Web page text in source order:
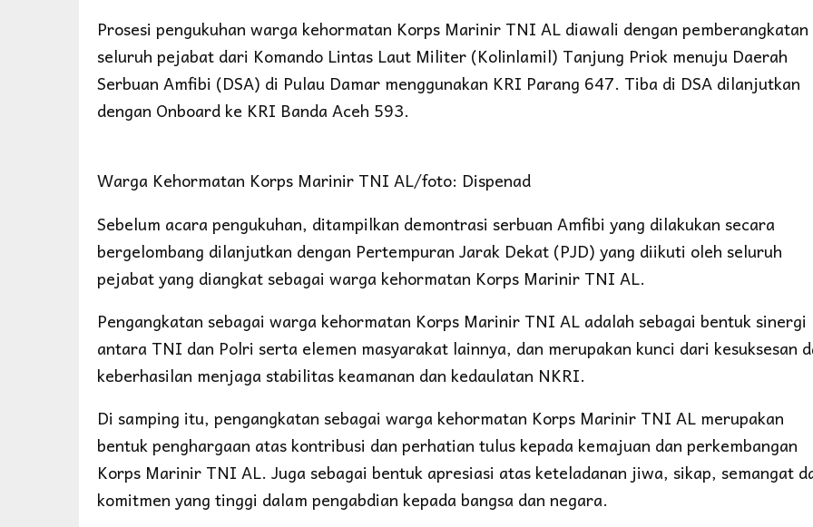
Prosesi pengukuhan warga kehormatan Korps Marinir TNI AL diawali dengan pemberangkatan
seluruh pejabat dari Komando Lintas Laut Militer (Kolinlamil) Tanjung Priok menuju Daerah
Serbuan Amfibi (DSA) di Pulau Damar menggunakan KRI Parang 647. Tiba di DSA dilanjutkan
dengan Onboard ke KRI Banda Aceh 593.
Warga Kehormatan Korps Marinir TNI AL/foto: Dispenad
Sebelum acara pengukuhan, ditampilkan demontrasi serbuan Amfibi yang dilakukan secara
bergelombang dilanjutkan dengan Pertempuran Jarak Dekat (PJD) yang diikuti oleh seluruh
pejabat yang diangkat sebagai warga kehormatan Korps Marinir TNI AL.
Pengangkatan sebagai warga kehormatan Korps Marinir TNI AL adalah sebagai bentuk sinergi
antara TNI dan Polri serta elemen masyarakat lainnya, dan merupakan kunci dari kesuksesan
keberhasilan menjaga stabilitas keamanan dan kedaulatan NKRI.
Di samping itu, pengangkatan sebagai warga kehormatan Korps Marinir TNI AL merupakan
bentuk penghargaan atas kontribusi dan perhatian tulus kepada kemajuan dan perkembangan
Korps Marinir TNI AL. Juga sebagai bentuk apresiasi atas keteladanan jiwa, sikap, semangat
komitmen yang tinggi dalam pengabdian kepada bangsa dan negara.